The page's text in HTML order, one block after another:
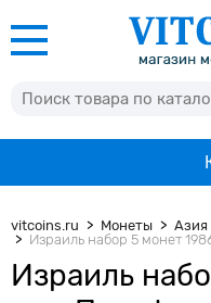
vitcoins.ru Монеты Азия
Израиль набор 5 монет
Израиль